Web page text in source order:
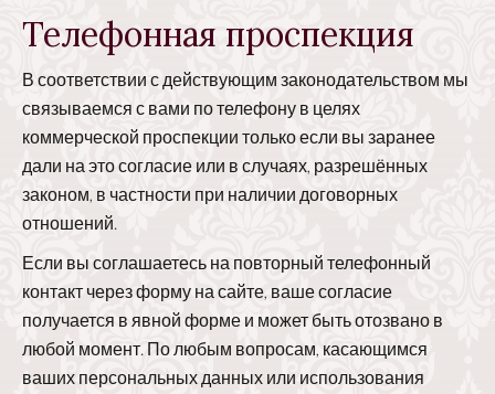
Телефонная проспекция
В соответствии с действующим законодательством мы
связываемся с вами по телефону в целях
коммерческой проспекции только если вы заранее
дали на это согласие или в случаях, разрешённых
законом, в частности при наличии договорных
отношений.
Если вы соглашаетесь на повторный телефонный
контакт через форму на сайте, ваше согласие
получается в явной форме и может быть отозвано в
любой момент. По любым вопросам, касающимся
ваших персональных данных или использования